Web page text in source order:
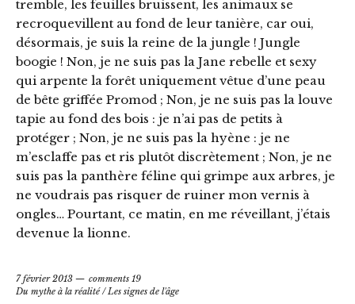
tremble, les feuilles bruissent, les animaux se
recroquevillent au fond de leur tanière, car oui,
désormais, je suis la reine de la jungle ! Jungle
boogie ! Non, je ne suis pas la Jane rebelle et sexy
qui arpente la forêt uniquement vêtue d’une peau
de bête griffée Promod ; Non, je ne suis pas la louve
tapie au fond des bois : je n’ai pas de petits à
protéger ; Non, je ne suis pas la hyène : je ne
m’esclaffe pas et ris plutôt discrètement ; Non, je ne
suis pas la panthère féline qui grimpe aux arbres, je
ne voudrais pas risquer de ruiner mon vernis à
ongles… Pourtant, ce matin, en me réveillant, j’étais
devenue la lionne.
7 février 2013
comments 19
Du mythe à la réalité/Les signes de l'âge